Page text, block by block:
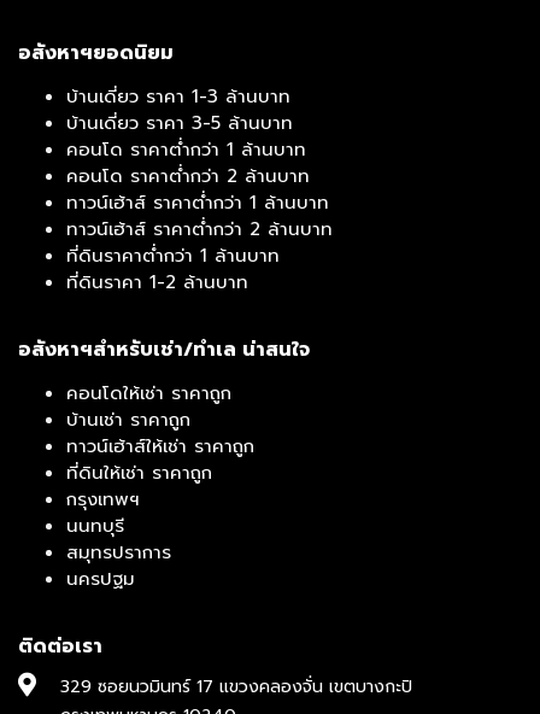
อสังหาฯยอดนิยม
บ้านเดี่ยว ราคา 1-3 ล้านบาท
บ้านเดี่ยว ราคา 3-5 ล้านบาท
คอนโด ราคาต่ำกว่า 1 ล้านบาท
คอนโด ราคาต่ำกว่า 2 ล้านบาท
ทาวน์เฮ้าส์ ราคาต่ำกว่า 1 ล้านบาท
ทาวน์เฮ้าส์ ราคาต่ำกว่า 2 ล้านบาท
ที่ดินราคาต่ำกว่า 1 ล้านบาท
ที่ดินราคา 1-2 ล้านบาท
อสังหาฯสำหรับเช่า/ทำเล น่าสนใจ
คอนโดให้เช่า ราคาถูก
บ้านเช่า ราคาถูก
ทาวน์เฮ้าส์ให้เช่า ราคาถูก
ที่ดินให้เช่า ราคาถูก
กรุงเทพฯ
นนทบุรี
สมุทรปราการ
นครปฐม
ติดต่อเรา
329 ซอยนวมินทร์ 17 แขวงคลองจั่น เขตบางกะปิ